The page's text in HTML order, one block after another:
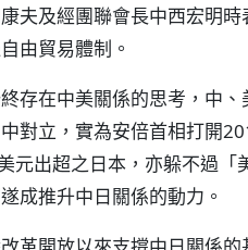
夫及經團聯會長中西宏明
由貿易體制。
存在中美關係的思考，中
對立，實為安倍首相打開
元出超之日本，亦躲不過
成推升中日關係的動力。